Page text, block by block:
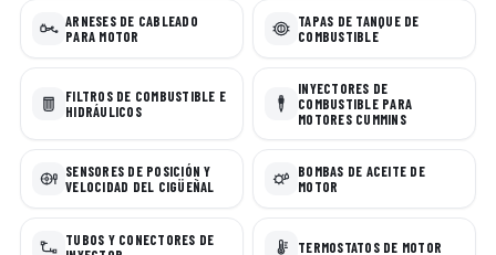
ARNESES DE CABLEADO
PARA MOTOR
TAPAS DE TANQUE DE
COMBUSTIBLE
FILTROS DE COMBUSTIBLE E
HIDRÁULICOS
INYECTORES DE
COMBUSTIBLE PARA
MOTORES CUMMINS
SENSORES DE POSICIÓN Y
VELOCIDAD DEL CIGÜEÑAL
BOMBAS DE ACEITE DE
MOTOR
TUBOS Y CONECTORES DE
TERMOSTATOS DE MOTOR